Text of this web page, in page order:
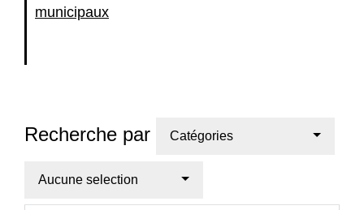
municipaux
Recherche par Catégories
Aucune selection